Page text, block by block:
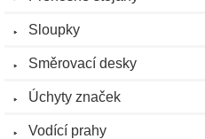
Sloupky
Směrovací desky
Úchyty značek
Vodící prahy